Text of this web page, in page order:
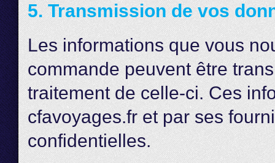
5. Transmission de vos
Les informations que vous
commande peuvent être
traitement de celle-ci. Ces
cfavoyages.fr et par ses
confidentielles.